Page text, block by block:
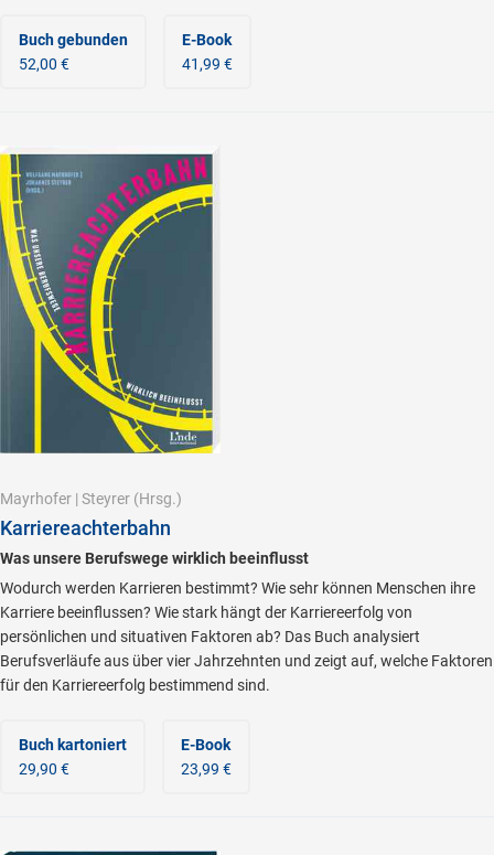
Buch gebunden
52,00 €
E-Book
41,99 €
Mayrhofer | Steyrer (Hrsg.)
Karriereachterbahn
Was unsere Berufswege wirklich beeinflusst
Wodurch werden Karrieren bestimmt? Wie sehr können Menschen ihre
Karriere beeinflussen? Wie stark hängt der Karriereerfolg von
persönlichen und situativen Faktoren ab? Das Buch analysiert
Berufsverläufe aus über vier Jahrzehnten und zeigt auf, welche Faktoren
für den Karriereerfolg bestimmend sind.
Buch kartoniert
29,90 €
E-Book
23,99 €